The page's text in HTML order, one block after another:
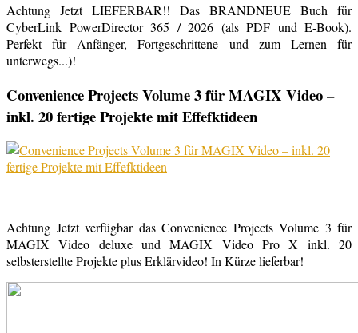
Achtung Jetzt LIEFERBAR!! Das BRANDNEUE Buch für
CyberLink PowerDirector 365 / 2026 (als PDF und E-Book).
Perfekt für Anfänger, Fortgeschrittene und zum Lernen für
unterwegs...)!
Convenience Projects Volume 3 für MAGIX Video –
inkl. 20 fertige Projekte mit Effefktideen
Achtung Jetzt verfügbar das Convenience Projects Volume 3 für
MAGIX Video deluxe und MAGIX Video Pro X inkl. 20
selbsterstellte Projekte plus Erklärvideo! In Kürze lieferbar!